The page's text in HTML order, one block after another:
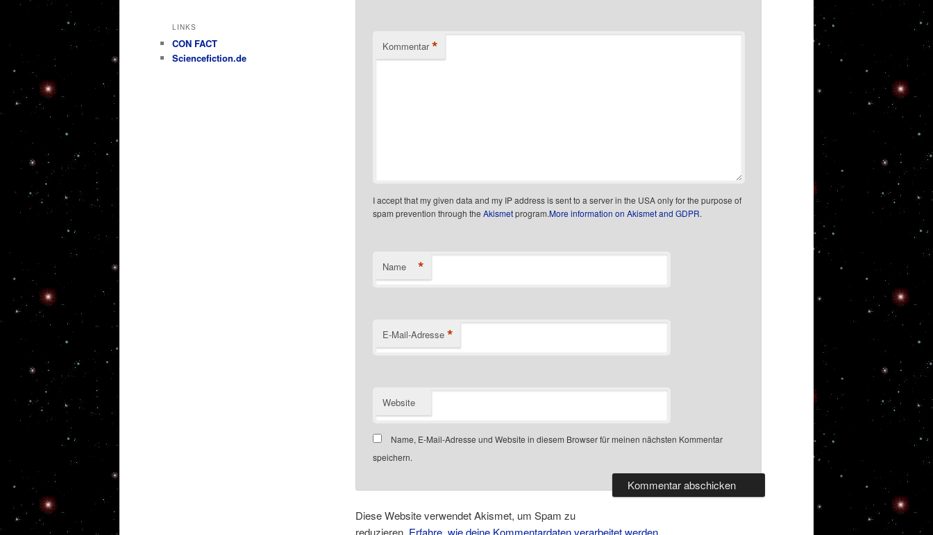
Kommentar *
I accept that my given data and my IP address is sent to a server in the USA only for the purpose of
spam prevention through theAkismetprogram.More information on Akismet and GDPR.
Name *
E-Mail-Adresse *
Website
Name, E-Mail-Adresse und Website in diesem Browser für meinen nächsten Kommentar
speichern.
Diese Website verwendet Akismet, um Spam zu
reduzieren. Erfahre, wie deine Kommentardaten verarbeitet werden.
LINKS
CON FACT
Sciencefiction.de